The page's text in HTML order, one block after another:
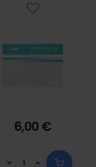
6,00 €